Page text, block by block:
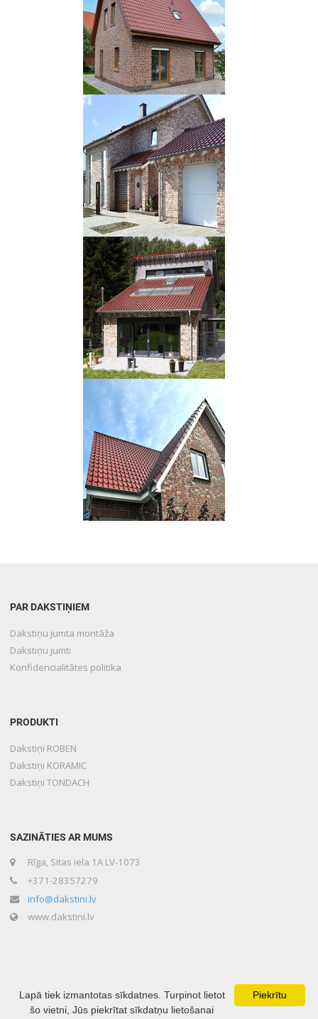
PAR DAKSTIŅIEM
Dakstiņu jumta montāža
Dakstiņu jumti
Konfidencialitātes politika
PRODUKTI
Dakstiņi ROBEN
Dakstiņi KORAMIC
Dakstiņi TONDACH
SAZINĀTIES AR MUMS
Rīga, Sitas iela 1A LV-1073
+371-28357279
info@dakstini.lv
www.dakstini.lv
Piekrītu
Lapā tiek izmantotas sīkdatnes. Turpinot lietot
šo vietni, Jūs piekrītat sīkdatņu lietošanai